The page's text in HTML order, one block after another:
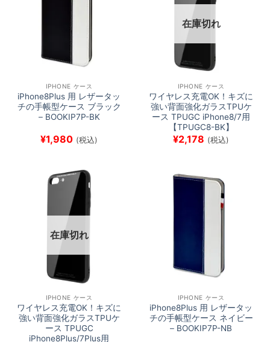
IPHONE ケース
iPhone8Plus 用 レザータッ
チの手帳型ケース ブラック
– BOOKIP7P-BK
¥1,980 (税込)
在庫切れ
IPHONE ケース
ワイヤレス充電OK！キズに
強い背面強化ガラスTPUケ
ース TPUGC iPhone8/7用
【TPUGC8-BK】
¥2,178 (税込)
在庫切れ
IPHONE ケース
ワイヤレス充電OK！キズに
強い背面強化ガラスTPUケ
ース TPUGC
iPhone8Plus/7Plus用
IPHONE ケース
iPhone8Plus 用 レザータッ
チの手帳型ケース ネイビー
– BOOKIP7P-NB